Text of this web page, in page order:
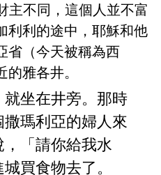
主不同，這個人並不富
利利的途中，耶穌和他
省（今天被稱為西
雅各井。
坐在井旁。那時
瑪利亞的婦人來
「請你給我水
買食物去了。